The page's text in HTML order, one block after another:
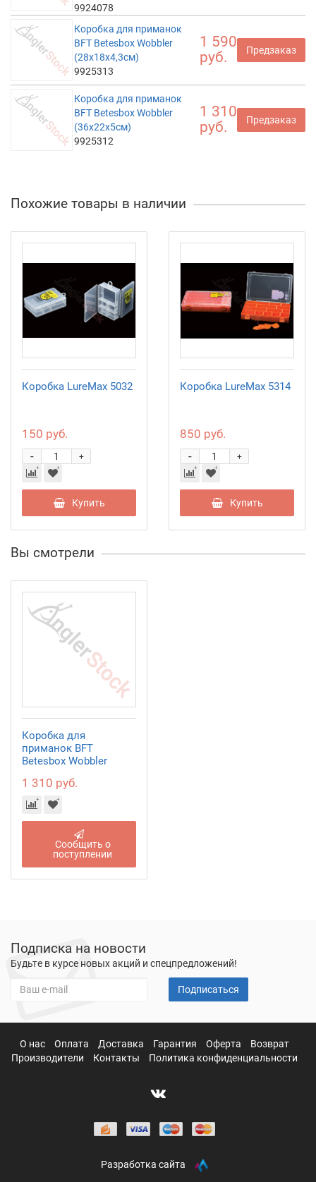
9924078
Коробка для приманок
BFT Betesbox Wobbler
(28x18x4,3см)
9925313
1 590
руб.
Предзаказ
Коробка для приманок
BFT Betesbox Wobbler
(36x22x5см)
9925312
1 310
руб.
Предзаказ
Похожие товары в наличии
Коробка LureMax 5032
150 руб.
+
-
Купить
Коробка LureMax 5314
850 руб.
+
-
Купить
Вы смотрели
Коробка для
приманок BFT
Betesbox Wobbler
1 310 руб.
Сообщить о
поступлении
Подписка на новости
Будьте в курсе новых акций и спецпредложений!
Подписаться
О нас Оплата Доставка Гарантия Оферта
Возврат
Производители
Контакты Политика конфиденциальности
Разработка сайта